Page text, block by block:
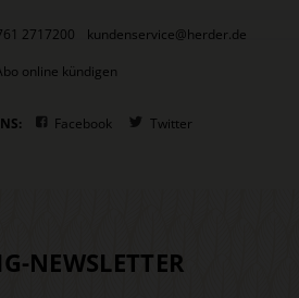
2717200
kundenservice@herder.de
online kündigen
Facebook Twitter
NEWSLETTER